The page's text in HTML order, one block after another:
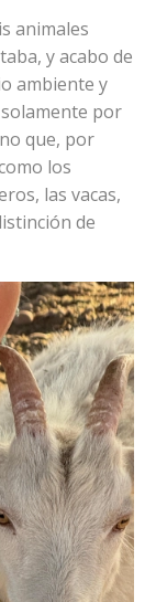
animales
y acabo de
ambiente y
por
que, por
los
las vacas,
de